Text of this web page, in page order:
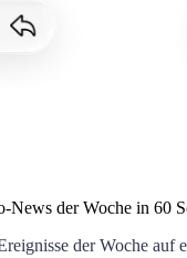
News der Woche in 60
der Woche auf